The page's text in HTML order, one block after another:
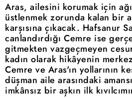
Aras, ailesini korumak için
üstlenmek zorunda kalan bir
karşısına çıkacak. Hafsanur
canlandırdığı Cemre ise
gitmekten vazgeçmeyen
kadın olarak hikâyenin
Cemre ve Aras'ın yollarının
düşman aile arasındaki
imkânsız bir aşkın ilk